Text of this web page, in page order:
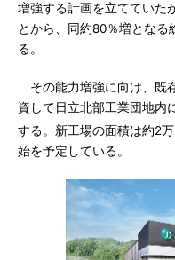
増強する計画を立てていた
とから、同約80％増とな
る。
その能力増強に向け、既
資して日立北部工業団地内
する。新工場の面積は約2
始を予定している。